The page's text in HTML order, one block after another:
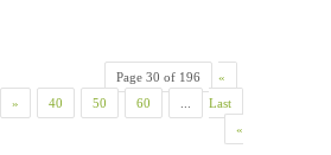
Page 30 of 196
«
» 40 50 60
Last
»